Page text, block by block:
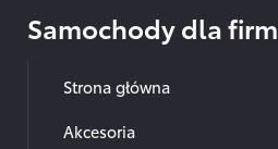
Samochody dla firm
Strona główna
Akcesoria